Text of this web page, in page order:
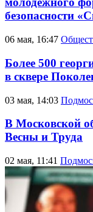
безопасности
06 мая, 16:47
Более 500
в сквере
03 мая, 14:03
В Московской
Весны и Труда
02 мая, 11:41